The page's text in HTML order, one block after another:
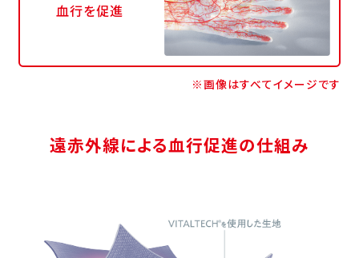
血行を促進
※画像はすべてイメージです
遠赤外線による血行促進の仕組み